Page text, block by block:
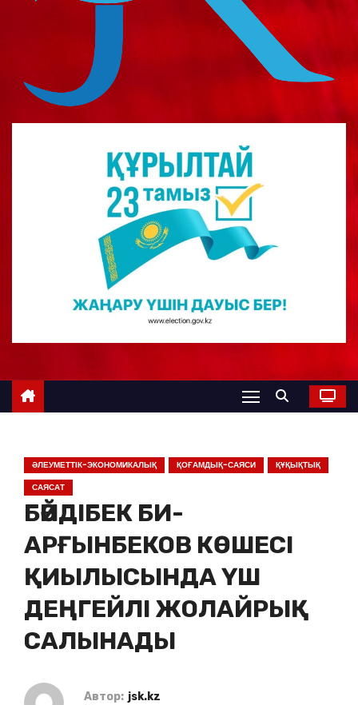
ӘЛЕУМЕТТІК-ЭКОНОМИКАЛЫҚ ҚОҒАМДЫҚ-САЯСИ
ҚҰҚЫҚТЫҚ
САЯСАТ
БӘЙДІБЕК БИ-
АРҒЫНБЕКОВ КӨШЕСІ
ҚИЫЛЫСЫНДА ҮШ
ДЕҢГЕЙЛІ ЖОЛАЙРЫҚ
САЛЫНАДЫ
Автор: jsk.kz